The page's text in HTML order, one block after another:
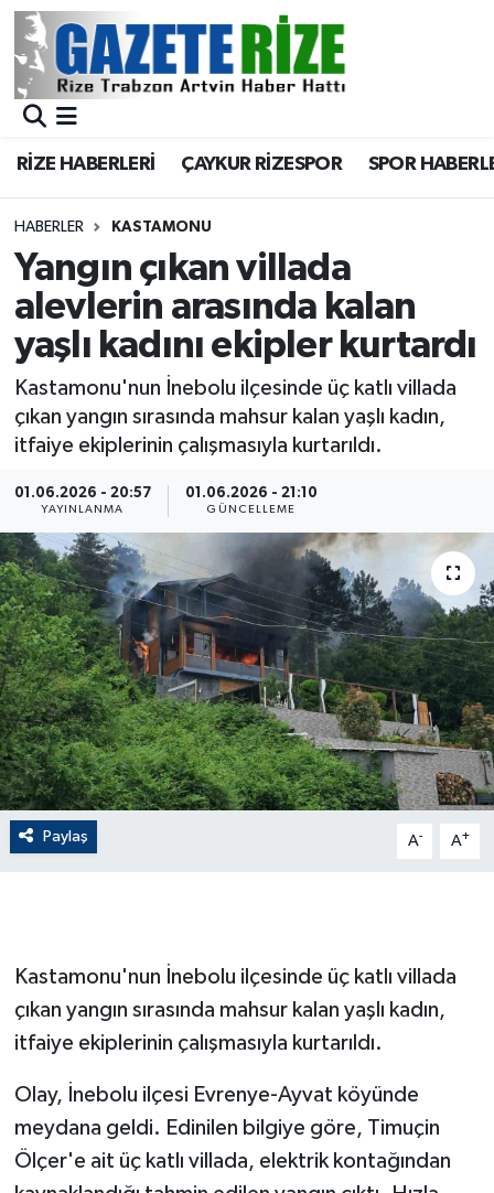
RİZE HABERLERİ ÇAYKUR RİZESPOR SPOR
HABERLER KASTAMONU
Yangın çıkan villada
alevlerin arasında kalan
yaşlı kadını ekipler kurtardı
Kastamonu'nun İnebolu ilçesinde üç katlı villada
çıkan yangın sırasında mahsur kalan yaşlı kadın,
itfaiye ekiplerinin çalışmasıyla kurtarıldı.
01.06.2026 - 20:57
YAYINLANMA
01.06.2026 - 21:10
GÜNCELLEME
Paylaş A- A+
Kastamonu'nun İnebolu ilçesinde üç katlı villada
çıkan yangın sırasında mahsur kalan yaşlı kadın,
itfaiye ekiplerinin çalışmasıyla kurtarıldı.
Olay, İnebolu ilçesi Evrenye-Ayvat köyünde
meydana geldi. Edinilen bilgiye göre, Timuçin
Ölçer'e ait üç katlı villada, elektrik kontağından
BÖLGEMİZ
Asayiş
Rize Jandarma Komutanlığı
Bilim Teknoloji
Bölge
Advertising news
ÇEVRE
Dış Haberler
Dünya
EĞİTİM
EKONOMİ
English News
Gayrimenkul
GENEL
GÜNDEM
Güvenlik
Merkez Nöbetçi Eczaneler
Merkez Trafik Yoğunluk Haritası
Süper Lig Puan Durumu ve Fikstür
Tüm Manşetler
Son Dakika Haberleri
Haber Arşivi